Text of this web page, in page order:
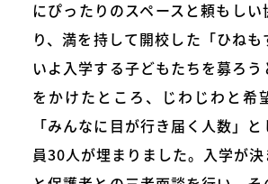
にぴったりのスペースと頼もし
り、満を持して開校した「ひね
いよ入学する子どもたちを募ろ
をかけたところ、じわじわと希
「みんなに目が行き届く人数」
員30人が埋まりました。入学が